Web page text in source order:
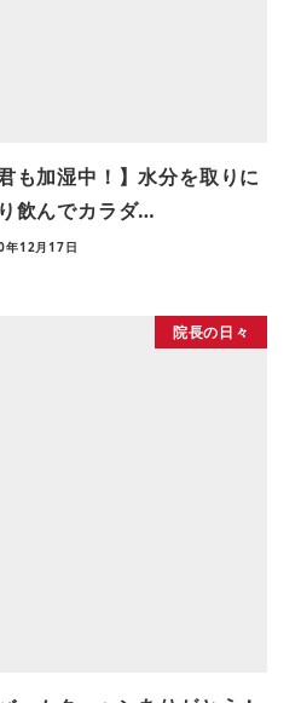
も加湿中！】水分を取りに
飲んでカラダ…
年12月17日
院長の日々